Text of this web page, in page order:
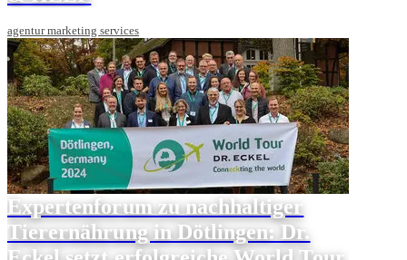
agentur marketing services
Expertenforum zu nachhaltiger
Tierernährung in Dötlingen: Dr.